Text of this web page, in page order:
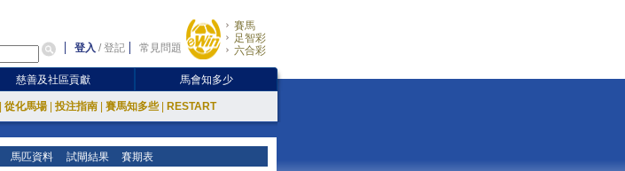
登入 /登記 常見問題
賽馬
足智彩
六合彩
慈善及社區貢獻 馬會知多少
從化馬場 投注指南 賽馬知多些 RESTART
馬匹資料 試閘結果 賽期表